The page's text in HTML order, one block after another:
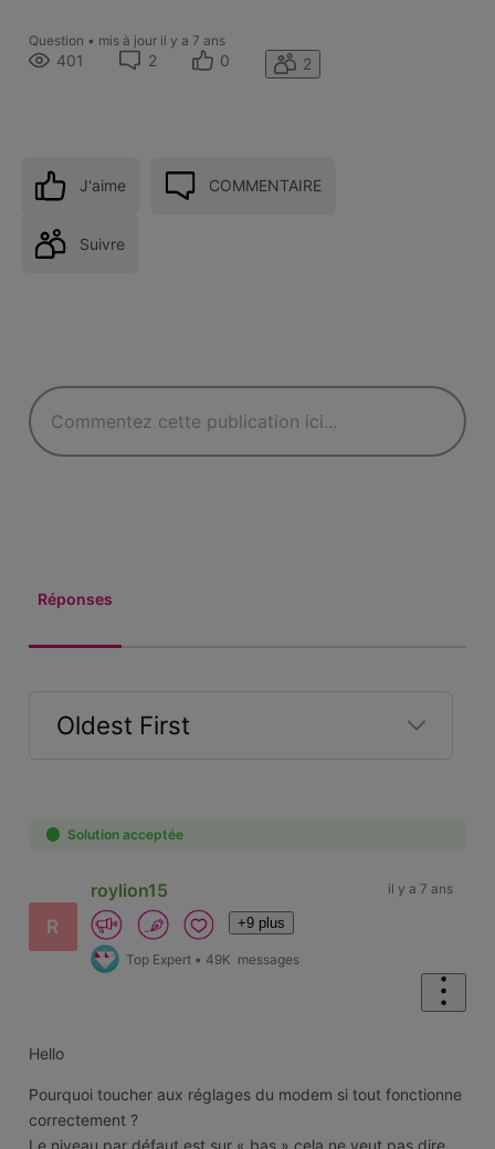
Question • mis à jour il y a 7 ans
401 2 0 2
J'aime COMMENTAIRE
Suivre
Réponses
Oldest First
First
Solution acceptée
R
roylion15
+9 plus
Top Expert • 49K messages
il y a 7 ans
Hello
Pourquoi toucher aux réglages du modem si tout fonctionne
correctement ?